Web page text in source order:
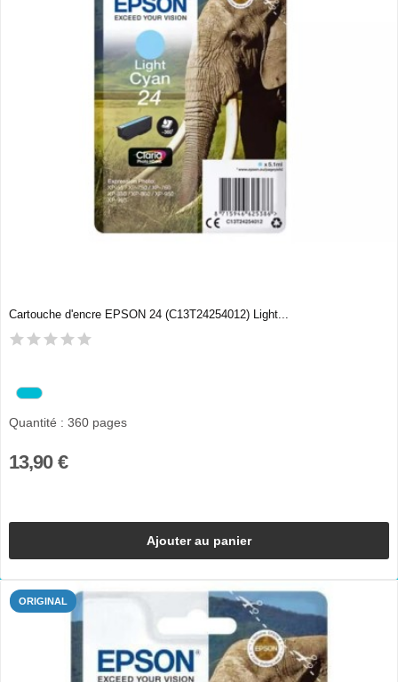
Cartouche d'encre EPSON 24 (C13T24254012) Light...
Quantité : 360 pages
13,90 €
Ajouter au panier
ORIGINAL